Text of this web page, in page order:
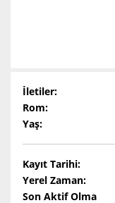
İletiler:
Rom:
Yaş:
Kayıt Tarihi:
Yerel Zaman:
Son Aktif Olma